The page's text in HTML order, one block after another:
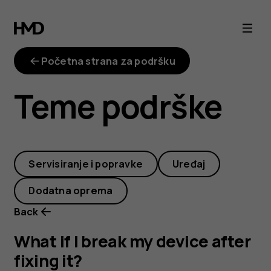
What
if
break
my
device
after
fixing
Početna strana za podršku
Teme podrške
Servisiranje i popravke Uređaj
Dodatna oprema
Back
What if I break my device after
fixing it?